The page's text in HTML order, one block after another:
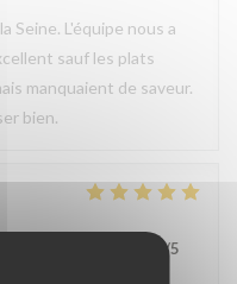
Seine. L'équipe nous a
sauf les plats
manquaient de saveur.
bien.
/5